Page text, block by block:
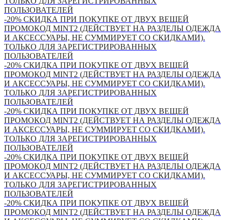
ПОЛЬЗОВАТЕЛЕЙ
-20% СКИДКА ПРИ ПОКУПКЕ ОТ ДВУХ ВЕЩЕЙ
ПРОМОКОД MINT2 (ДЕЙСТВУЕТ НА РАЗДЕЛЫ ОДЕЖДА
И АКСЕССУАРЫ, НЕ СУММИРУЕТ СО СКИДКАМИ).
ТОЛЬКО ДЛЯ ЗАРЕГИСТРИРОВАННЫХ
ПОЛЬЗОВАТЕЛЕЙ
-20% СКИДКА ПРИ ПОКУПКЕ ОТ ДВУХ ВЕЩЕЙ
ПРОМОКОД MINT2 (ДЕЙСТВУЕТ НА РАЗДЕЛЫ ОДЕЖДА
И АКСЕССУАРЫ, НЕ СУММИРУЕТ СО СКИДКАМИ).
ТОЛЬКО ДЛЯ ЗАРЕГИСТРИРОВАННЫХ
ПОЛЬЗОВАТЕЛЕЙ
-20% СКИДКА ПРИ ПОКУПКЕ ОТ ДВУХ ВЕЩЕЙ
ПРОМОКОД MINT2 (ДЕЙСТВУЕТ НА РАЗДЕЛЫ ОДЕЖДА
И АКСЕССУАРЫ, НЕ СУММИРУЕТ СО СКИДКАМИ).
ТОЛЬКО ДЛЯ ЗАРЕГИСТРИРОВАННЫХ
ПОЛЬЗОВАТЕЛЕЙ
-20% СКИДКА ПРИ ПОКУПКЕ ОТ ДВУХ ВЕЩЕЙ
ПРОМОКОД MINT2 (ДЕЙСТВУЕТ НА РАЗДЕЛЫ ОДЕЖДА
И АКСЕССУАРЫ, НЕ СУММИРУЕТ СО СКИДКАМИ).
ТОЛЬКО ДЛЯ ЗАРЕГИСТРИРОВАННЫХ
ПОЛЬЗОВАТЕЛЕЙ
-20% СКИДКА ПРИ ПОКУПКЕ ОТ ДВУХ ВЕЩЕЙ
ПРОМОКОД MINT2 (ДЕЙСТВУЕТ НА РАЗДЕЛЫ ОДЕЖДА